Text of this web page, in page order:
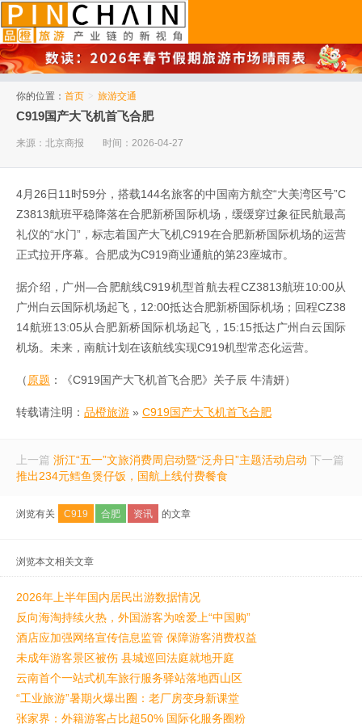
你的位置： 首页 > 旅游交通
C919国产大飞机首飞合肥
来源：北京商报 时间：2026-04-27
4月26日11时59分，搭载144名旅客的中国南方航空“大美湾区号”C
Z3813航班平稳降落在合肥新桥国际机场，缓缓穿过象征民航最高
礼仪的“水门”，标志着国产大飞机C919在合肥新桥国际机场的运营
正式拉开序幕。合肥成为C919商业通航的第23座城市。
据介绍，广州—合肥航线C919机型首航去程CZ3813航班10:00从
广州白云国际机场起飞，12:00抵达合肥新桥国际机场；回程CZ38
14航班13:05从合肥新桥国际机场起飞，15:15抵达广州白云国际
机场。未来，南航计划在该航线实现C919机型常态化运营。
（原题 ：《C919国产大飞机首飞合肥》关子辰 牛清妍）
转载请注明： 品橙旅游 » C919国产大飞机首飞合肥
上一篇 浙江“五一”文旅消费周启动暨“泛舟日”主题活动启动 下一篇
推出234元鳕鱼煲仔饭，国航上线付费餐食
浏览有关 C919 合肥 资讯 的文章
浏览本文相关文章
2026年上半年国内居民出游数据情况
反向海淘持续火热，外国游客为啥爱上“中国购”
酒店应加强网络宣传信息监管 保障游客消费权益
未成年游客景区被伤 县城巡回法庭就地开庭
云南首个一站式机车旅行服务驿站落地西山区
“工业旅游”暑期火爆出圈：老厂房变身新课堂
张家界：外籍游客占比超50% 国际化服务圈粉